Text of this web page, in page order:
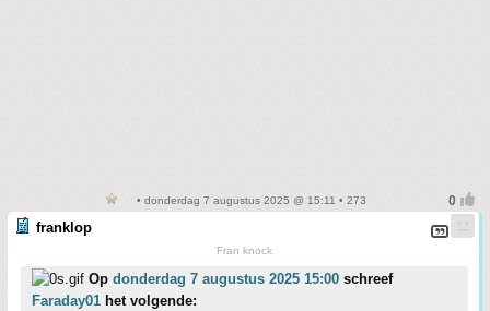
• donderdag 7 augustus 2025 @ 15:11 • 273
franklop
Fran knock
Op donderdag 7 augustus 2025 15:00 schreef
Faraday01 het volgende: